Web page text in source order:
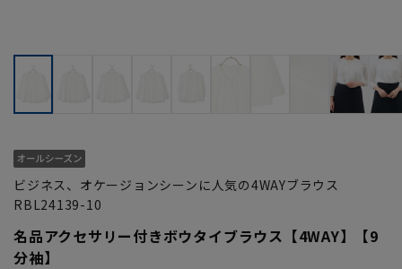
ビジネス、オケージョンシーンに人気の4WAYブラウス
RBL24139-10
名品アクセサリー付きボウタイブラウス【4WAY】【9
分袖】